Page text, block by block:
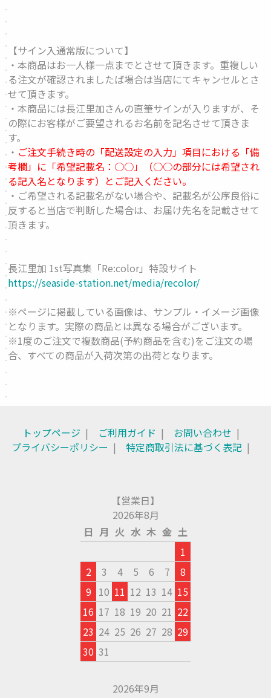
【サイン入通常版について】
・本商品はお一人様一点までとさせて頂きます。重複しい
る注文が確認されましたば場合は当店にてキャンセルとさ
せて頂きます。
・本商品には長江里加さんの直筆サインが入りますが、そ
の際にお客様がご要望されるお名前を記名させて頂きま
す。
・ ご注文手続き時の「配送設定の入力」項目における「備
考欄」に「希望記載名：○○」（○○の部分には希望され
る記入名となります）とご記入ください。
・ご希望される記載名がない場合や、記載名が公序良俗に
反すると当店で判断した場合は、お届け先名を記載させて
頂きます。
長江里加 1st写真集「Re:color」特設サイト
https://seaside-station.net/media/recolor/
※ページに掲載している画像は、サンプル・イメージ画像
となります。実際の商品とは異なる場合がございます。
※1度のご注文で複数商品(予約商品を含む)をご注文の場
合、すべての商品が入荷次第の出荷となります。
トップページ ご利用ガイド
お問い合わせ
プライバシーポリシー
特定商取引法に基づく表記
【営業日】
2026年8月
日 月 火 水 木 金 土
1
2
3 4 5 6 7
8
9 10 11 12 13 14 15
16 17 18 19 20 21 22
23 24 25 26 27 28 29
30 31
2026年9月